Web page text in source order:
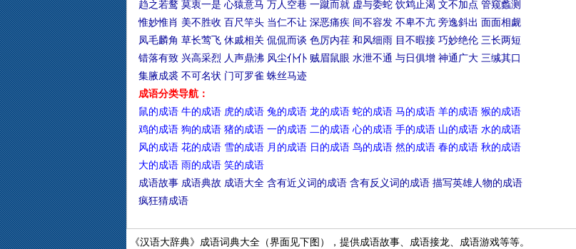
趋之若鹜 莫衷一是 心猿意马 万人空巷 一蹴而就 虚与委蛇 饮鸩止渴 文不加点 管窥蠡测
惟妙惟肖 美不胜收 百尺竿头 当仁不让 深恶痛疾 间不容发 不卑不亢 旁逸斜出 面面相觑
凤毛麟角 草长莺飞 休戚相关 侃侃而谈 色厉内荏 和风细雨 目不暇接 巧妙绝伦 三长两短
错落有致 兴高采烈 人声鼎沸 风尘仆仆 贼眉鼠眼 水泄不通 与日俱增 神通广大 三缄其口
集腋成裘 不可名状 门可罗雀 蛛丝马迹
成语分类导航：
鼠的成语 牛的成语 虎的成语 兔的成语 龙的成语 蛇的成语 马的成语 羊的成语 猴的成语
鸡的成语 狗的成语 猪的成语 一的成语 二的成语 心的成语 手的成语 山的成语 水的成语
风的成语 花的成语 雪的成语 月的成语 日的成语 鸟的成语 然的成语 春的成语 秋的成语
大的成语 雨的成语 笑的成语
成语故事 成语典故 成语大全 含有近义词的成语 含有反义词的成语 描写英雄人物的成语
疯狂猜成语
《汉语大辞典》成语词典大全（界面见下图），提供成语故事、成语接龙、成语游戏等等。